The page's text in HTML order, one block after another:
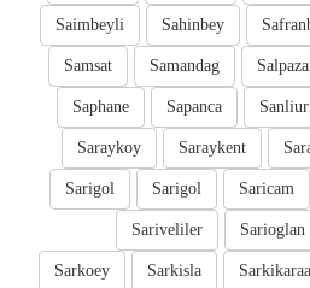
Sahinbey
Saimbeyli
Samandag
Samsat
Sapanca
Saphane
Saraykent
Saraykoy
Saricam
Sarigol
Sarigol
Sarioglan
Sariveliler
Sarkisla
Sarkoey